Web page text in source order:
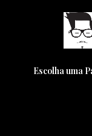
Escolha uma